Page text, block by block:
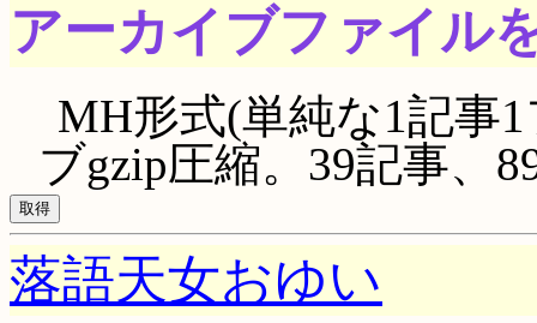
アーカイブファイル
MH形式(単純な1記事
ブgzip圧縮。39記事、
落語天女おゆい